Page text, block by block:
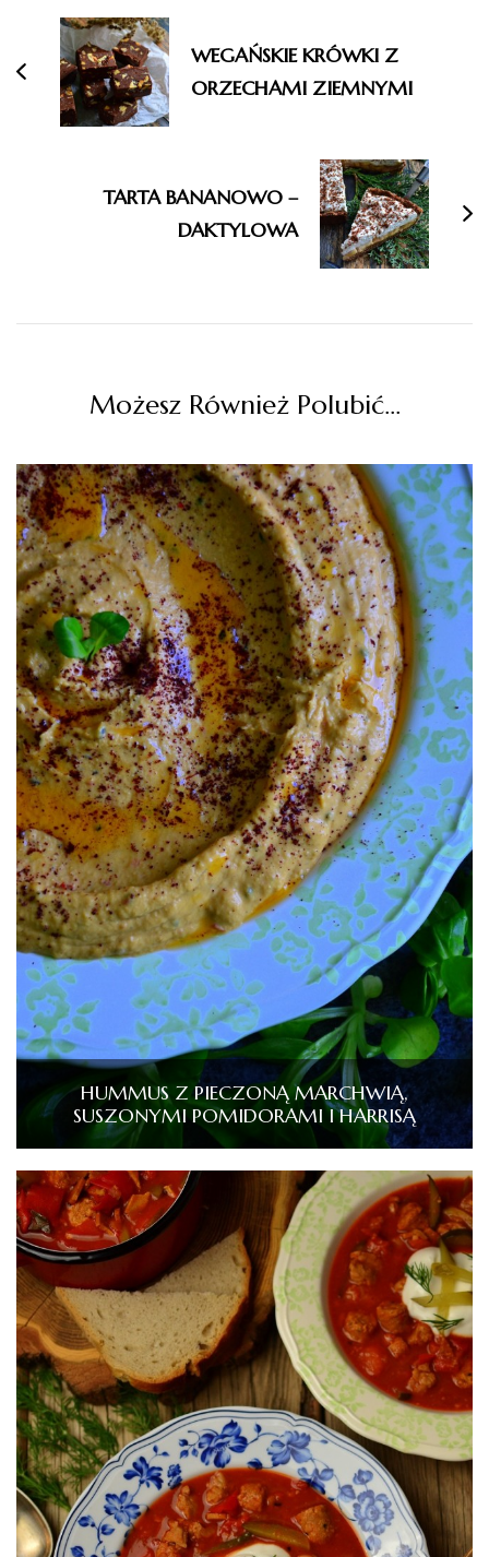
wpisu
WEGAŃSKIE KRÓWKI Z
ORZECHAMI ZIEMNYMI
TARTA BANANOWO –
DAKTYLOWA
Możesz Również Polubić…
HUMMUS Z PIECZONĄ MARCHWIĄ,
SUSZONYMI POMIDORAMI I HARRISĄ